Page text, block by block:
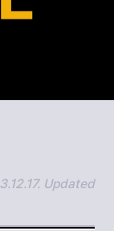
Updated